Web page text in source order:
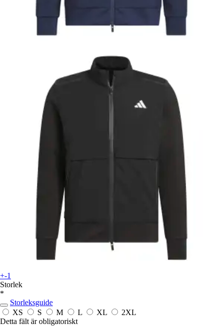
+-1
Storlek
*
Storleksguide
XS
S M L XL
2XL
Detta fält är obligatoriskt